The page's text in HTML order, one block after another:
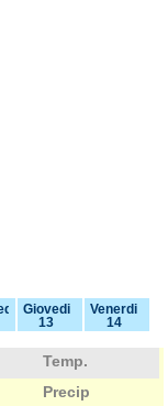
Giovedi
13
Venerdi
14
Temp.
Precip